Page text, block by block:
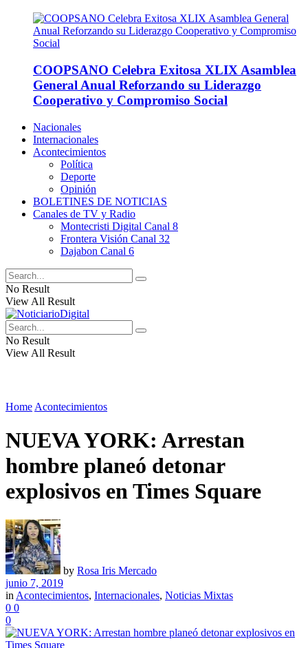
COOPSANO Celebra Exitosa XLIX Asamblea
General Anual Reforzando su Liderazgo
Cooperativo y Compromiso Social
Nacionales
Internacionales
Acontecimientos
Política
Deporte
Opinión
BOLETINES DE NOTICIAS
Canales de TV y Radio
Montecristi Digital Canal 8
Frontera Visión Canal 32
Dajabon Canal 6
No Result
View All Result
No Result
View All Result
Home Acontecimientos
NUEVA YORK: Arrestan
hombre planeó detonar
explosivos en Times Square
by Rosa Iris Mercado
junio 7, 2019
in Acontecimientos, Internacionales, Noticias Mixtas
0 0
0